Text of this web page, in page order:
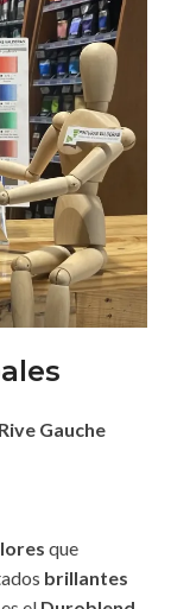
Gauche
que
brillantes